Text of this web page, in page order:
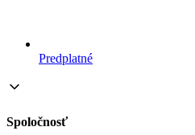
Predplatné
Spoločnosť